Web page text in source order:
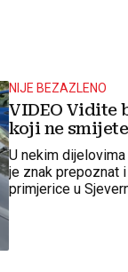
NIJE BEZAZLENO
VIDEO Vidite
koji ne
U nekim
je znak prepoznat
primjerice u